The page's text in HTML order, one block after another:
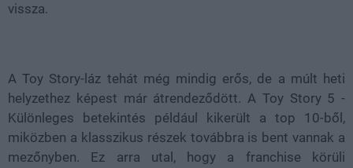
vissza.
A Toy Story-láz tehát még mindig erős, de a múlt heti
helyzethez képest már átrendeződött. A Toy Story 5 -
Különleges betekintés például kikerült a top 10-ből,
miközben a klasszikus részek továbbra is bent vannak a
mezőnyben. Ez arra utal, hogy a franchise körüli